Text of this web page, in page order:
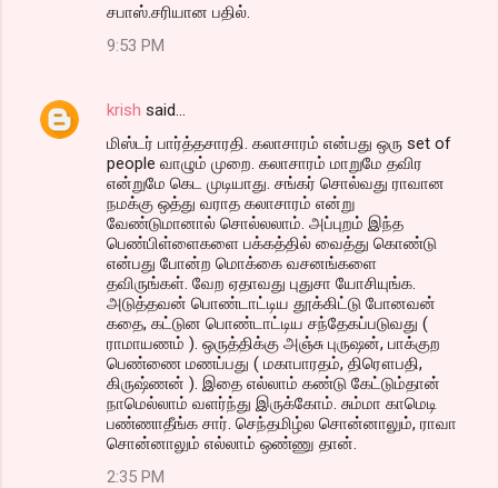
சபாஸ்.சரியான பதில்.
9:53 PM
krish said…
மிஸ்டர் பார்த்தசாரதி. கலாசாரம் என்பது ஒரு set of
people வாழும் முறை. கலாசாரம் மாறுமே தவிர
என்றுமே கெட முடியாது. சங்கர் சொல்வது ராவான
நமக்கு ஒத்து வராத கலாசாரம் என்று
வேண்டுமானால் சொல்லலாம். அப்புறம் இந்த
பெண்பிள்ளைகளை பக்கத்தில் வைத்து கொண்டு
என்பது போன்ற மொக்கை வசனங்களை
தவிருங்கள். வேற ஏதாவது புதுசா யோசியுங்க.
அடுத்தவன் பொண்டாட்டிய தூக்கிட்டு போனவன்
கதை, கட்டுன பொண்டாட்டிய சந்தேகப்படுவது (
ராமாயணம் ). ஒருத்திக்கு அஞ்சு புருஷன், பாக்குற
பெண்ணை மணப்பது ( மகாபாரதம், திரௌபதி,
கிருஷ்ணன் ). இதை எல்லாம் கண்டு கேட்டும்தான்
நாமெல்லாம் வளர்ந்து இருக்கோம். சும்மா காமெடி
பண்ணாதீங்க சார். செந்தமிழ்ல சொன்னாலும், ராவா
சொன்னாலும் எல்லாம் ஒண்ணு தான்.
2:35 PM